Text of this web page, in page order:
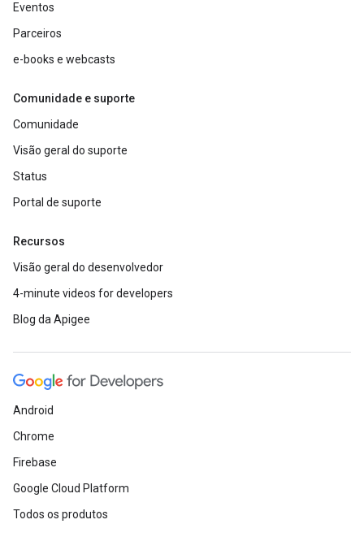
Eventos
Parceiros
e-books e webcasts
Comunidade e suporte
Comunidade
Visão geral do suporte
Status
Portal de suporte
Recursos
Visão geral do desenvolvedor
4-minute videos for developers
Blog da Apigee
Android
Chrome
Firebase
Google Cloud Platform
Todos os produtos